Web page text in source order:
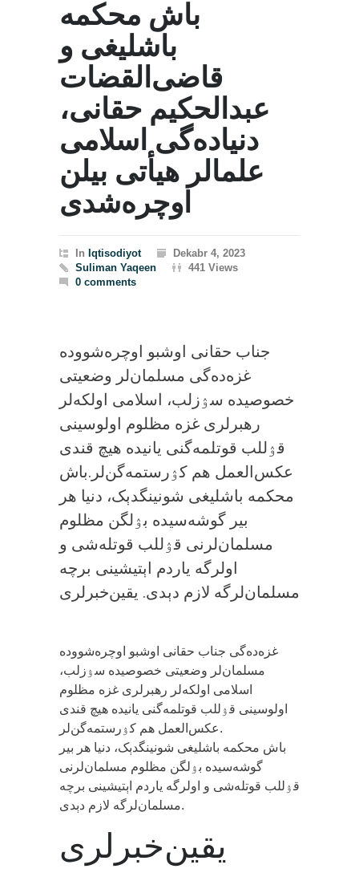
باش محکمه
باشلیغی و
قاضی‌القضات
عبدالحکیم حقانی،
دنیاده‌گی اسلامی
علمالر هیأتی بیلن
اوچره‌شدی
In Iqtisodiyot
Dekabr 4, 2023
Suliman Yaqeen
441 Views
0 comments
جناب حقانی اوشبو اوچره‌شووده
خصوصیده سۉزلب، اسلامی اولکه‌لر
رهبرلری غزه مظلوم اولوسینی
قۉللب قوتلمه‌گنی یانیده هیچ قندی
عکس‌العمل هم کۉرستمه‌گن‌لر.باش
محکمه باشلیغی شونینگدېک، دنیا هر
بیر گوشه‌سیده بۉلگن مظلوم
مسلمان‌لرنی قۉللب قوتله‌شی و
اولرگه یاردم اېتیشینی برچه
مسلمان‌لرگه لازم دېدی. یقین‌خبرلری
جناب حقانی اوشبو اوچره‌شووده ‎غزه‌ده‌گی
مسلمان‌لر وضعیتی خصوصیده سۉزلب،
اسلامی اولکه‌لر رهبرلری غزه مظلوم
اولوسینی قۉللب قوتلمه‌گنی یانیده هیچ قندی
عکس‌العمل هم کۉرستمه‌گن‌لر.
باش محکمه باشلیغی شونینگدېک، دنیا هر بیر
گوشه‌سیده بۉلگن مظلوم مسلمان‌لرنی
قۉللب قوتله‌شی و اولرگه یاردم اېتیشینی برچه
مسلمان‌لرگه لازم دېدی.
یقین‌خبرلری